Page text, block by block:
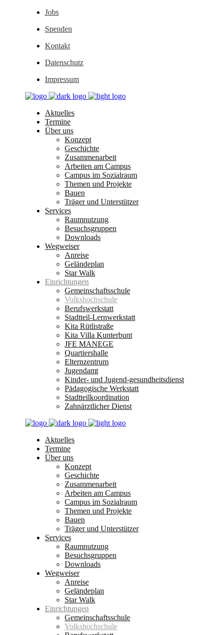
Jobs
Spenden
Kontakt
Datenschutz
Impressum
Aktuelles
Termine
Über uns
Konzept
Geschichte
Zusammenarbeit
Arbeiten am Campus
Campus im Sozialraum
Themen und Projekte
Bauen
Träger und Unterstützer
Services
Raumnutzung
Besuchsgruppen
Downloads
Wegweiser
Anreise
Geländeplan
Star Walk
Einrichtungen
Gemeinschaftsschule
Volkshochschule
Berufswerkstatt
Stadtteil-Lernwerkstatt
Kita Rütlistraße
Kita Villa Kunterbunt
JFE MANEGE
Quartiershalle
Elternzentrum
Jugendamt
Kinder- und Jugend-gesundheitsdienst
Pädagogische Werkstatt
Stadtteilkoordination
Zahnärztlicher Dienst
Aktuelles
Termine
Über uns
Konzept
Geschichte
Zusammenarbeit
Arbeiten am Campus
Campus im Sozialraum
Themen und Projekte
Bauen
Träger und Unterstützer
Services
Raumnutzung
Besuchsgruppen
Downloads
Wegweiser
Anreise
Geländeplan
Star Walk
Einrichtungen
Gemeinschaftsschule
Volkshochschule